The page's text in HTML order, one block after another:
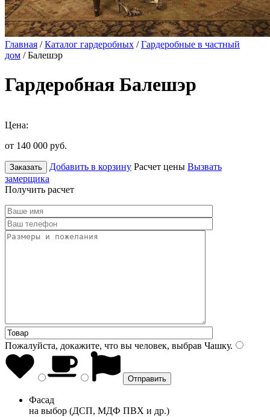
Главная /Каталог гардеробных /Гардеробные в частный
дом / Балешэр
Гардеробная Балешэр
Цена:
от 140 000 руб.
Заказать Добавить в корзину Расчет цены Вызвать
замерщика
Получить расчет
Пожалуйста, докажите, что вы человек, выбрав Чашку.
Фасад
на выбор (ДСП, МДФ ПВХ и др.)